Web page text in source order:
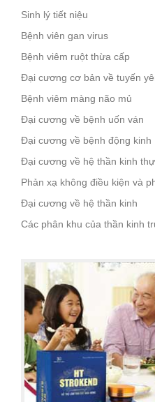
Sinh lý tiết niệu
Bệnh viên gan virus
Bệnh viêm ruột thừa cấp
Đại cương cơ bản về tuyến
Bệnh viêm màng não mủ
Đại cương về bệnh uốn ván
Đại cương về bệnh động kinh
Đại cương về hệ thần kinh
Phản xạ không điều kiện và
Đại cương về hệ thần kinh
Các phân khu của thần kinh